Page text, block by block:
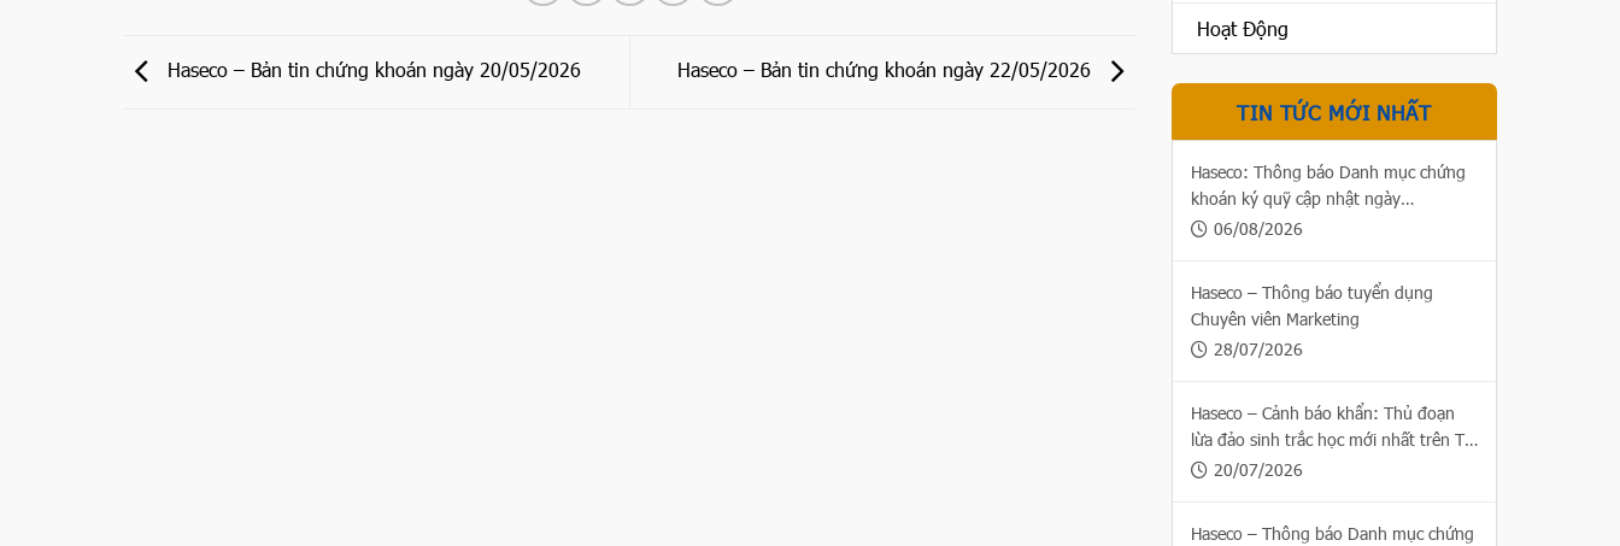
Haseco – Bản tin chứng khoán ngày 20/05/2026 Haseco – Bản tin chứng khoán ngày 22/05/2026
Hoạt Động
TIN TỨC MỚI NHẤT
Haseco: Thông báo Danh mục chứng
khoán ký quỹ cập nhật ngày
06/08/2026
06/08/2026
Haseco – Thông báo tuyển dụng
Chuyên viên Marketing
28/07/2026
Haseco – Cảnh báo khẩn: Thủ đoạn
lừa đảo sinh trắc học mới nhất trên Thị
trường chứng khoán
20/07/2026
Haseco – Thông báo Danh mục chứng